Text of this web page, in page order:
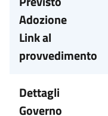
Adozione
Link al
provvedimento
Dettagli
Governo